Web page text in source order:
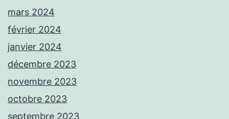
mars 2024
février 2024
janvier 2024
décembre 2023
novembre 2023
octobre 2023
septembre 2023